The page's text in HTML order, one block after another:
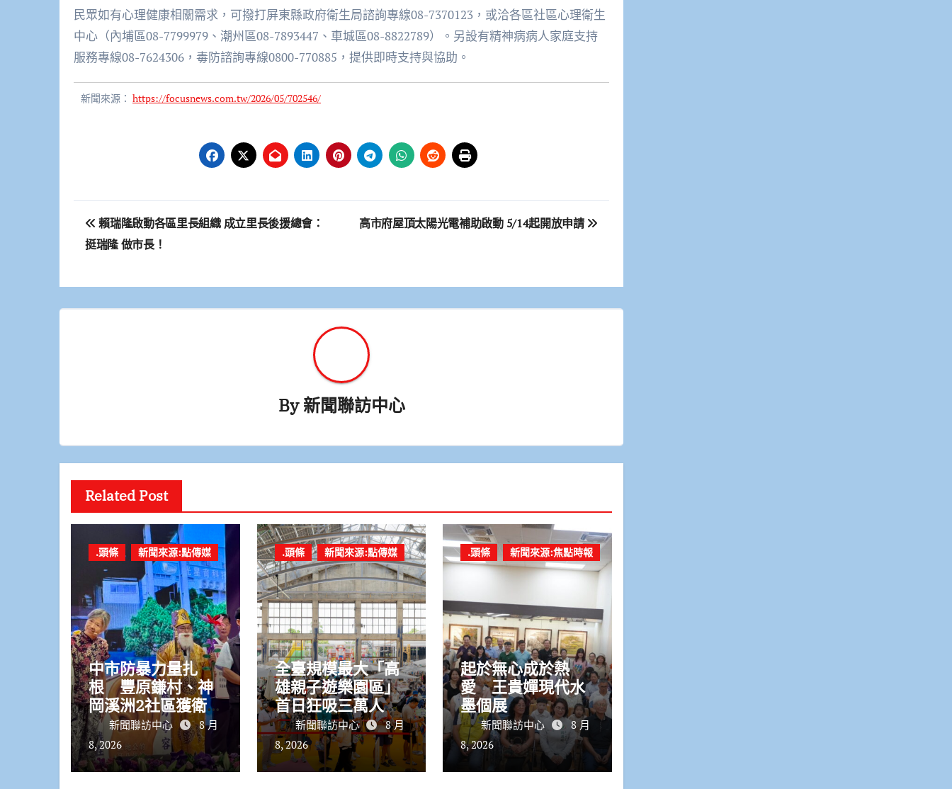
民眾如有心理健康相關需求，可撥打屏東縣政府衛生局諮詢專線08-7370123，或洽各區社區心理衛生
中心（內埔區08-7799979、潮州區08-7893447、車城區08-8822789）。另設有精神病病人家庭支持
服務專線08-7624306，毒防諮詢專線0800-770885，提供即時支持與協助。
新聞來源： https://focusnews.com.tw/2026/05/702546/
文
章
覽
賴瑞隆啟動各區里長組織 成立里長後援總會：
挺瑞隆 做市長！
高市府屋頂太陽光電補助啟動 5/14起開放申請
By新聞聯訪中心
Related Post
.頭條 新聞來源:點傳媒
中市防暴力量扎
根 豐原鎌村、神
岡溪洲2社區獲衛
福部防暴戲劇獎
新聞聯訪中心
8 月
8, 2026
.頭條 新聞來源:點傳媒
全臺規模最大「高
雄親子遊樂園區」
首日狂吸三萬人潮
輕軌運量成長20倍
新聞聯訪中心
8 月
8, 2026
.頭條 新聞來源:焦點時報
起於無心成於熱
愛 王貴嬋現代水
墨個展
新聞聯訪中心
8 月
8, 2026